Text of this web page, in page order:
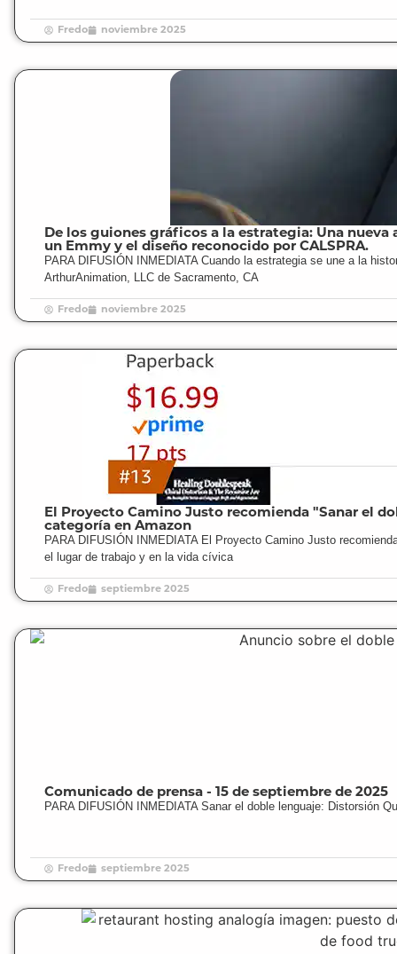
Fredo noviembre 2025
De los guiones gráficos a la estrategia: Una
un Emmy y el diseño reconocido por CALSPRA.
PARA DIFUSIÓN INMEDIATA Cuando la estrategia se une a la
ArthurAnimation, LLC de Sacramento, CA
Fredo noviembre 2025
El Proyecto Camino Justo recomienda "Sanar el
categoría en Amazon
PARA DIFUSIÓN INMEDIATA El Proyecto Camino Justo
el lugar de trabajo y en la vida cívica
Fredo septiembre 2025
Comunicado de prensa - 15 de septiembre de 2025
PARA DIFUSIÓN INMEDIATA Sanar el doble lenguaje: Distorsión
Fredo septiembre 2025